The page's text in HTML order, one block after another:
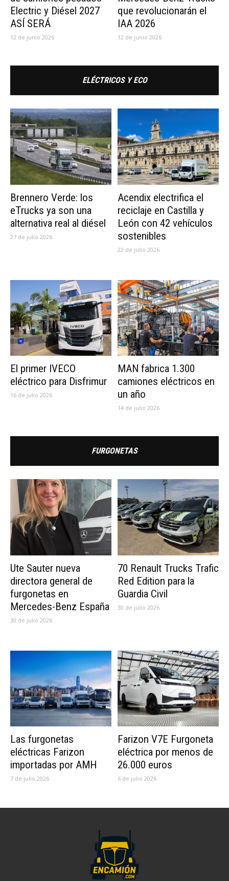
Electric y Diésel 2027
ASÍ SERÁ
12 de junio 2026
que revolucionarán el
IAA 2026
12 de junio 2026
ELÉCTRICOS Y ECO
Brennero Verde: los
eTrucks ya son una
alternativa real al diésel
27 de julio 2026
Acendix electrifica el
reciclaje en Castilla y
León con 42 vehículos
sostenibles
22 de julio 2026
El primer IVECO
eléctrico para Disfrimur
16 de julio 2026
MAN fabrica 1.300
camiones eléctricos en
un año
14 de julio 2026
FURGONETAS
Ute Sauter nueva
directora general de
furgonetas en
Mercedes-Benz España
30 de julio 2026
70 Renault Trucks Trafic
Red Edition para la
Guardia Civil
30 de julio 2026
Las furgonetas
eléctricas Farizon
importadas por AMH
7 de julio 2026
Farizon V7E Furgoneta
eléctrica por menos de
26.000 euros
6 de julio 2026